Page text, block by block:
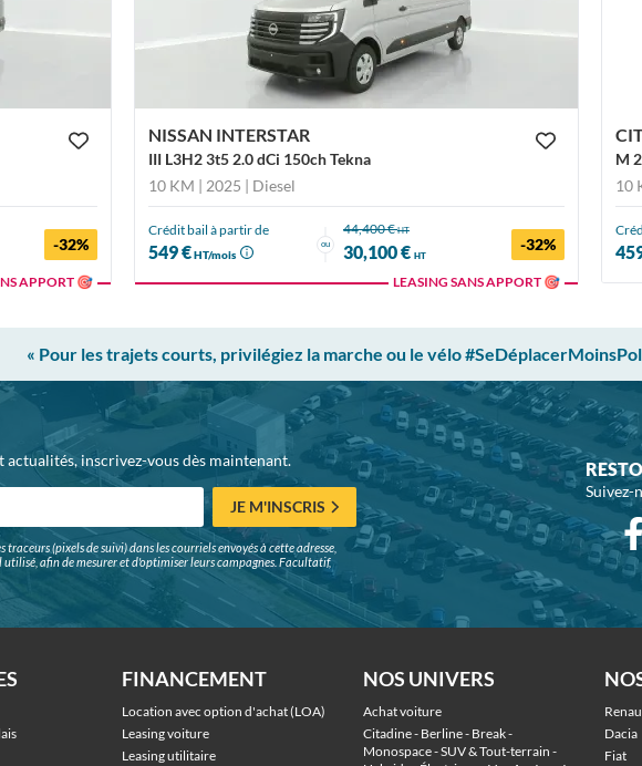
-32%
APPORT 🎯
NISSAN INTERSTAR
III L3H2 3t5 2.0 dCi 150ch Tekna
10 KM | 2025 | Diesel
Crédit bail à partir de
549 €HT/mois
ou
44,400 €HT
30,100 € HT
-32%
LEASING SANS APPORT 🎯
M
10
« Pour les trajets courts, privilégiez la marche ou le vélo
inscrivez-vous dès maintenant.
JE M'INSCRIS
(pixels de suivi) dans les courriels envoyés à cette adresse,
afin de mesurer et d'optimiser leurs campagnes. Facultatif,
Suivez-
FINANCEMENT
Location avec option d'achat (LOA)
Leasing voiture
Leasing utilitaire
NOS UNIVERS
Achat voiture
Citadine - Berline - Break -
Monospace - SUV & Tout-terrain -
Dacia
Fiat